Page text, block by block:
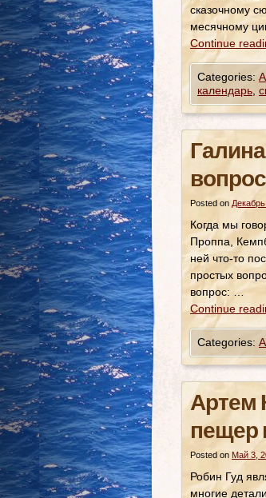
сказочному
месячному
Continue
Categories:
календарь
Posted on
Когда мы
Проппа,
ней что-то
простых
вопрос: …
Continue
Categories:
Артем
пещер
Posted on Май 3,
Робин Гуд
многие